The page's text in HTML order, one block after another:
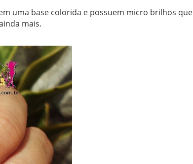
uma base colorida e possuem micro brilhos que
mais.